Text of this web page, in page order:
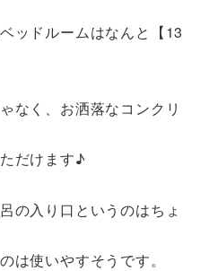
ッドルームはなんと【13
なく、お洒落なコンクリ
だけます♪
の入り口というのはちょ
は使いやすそうです。